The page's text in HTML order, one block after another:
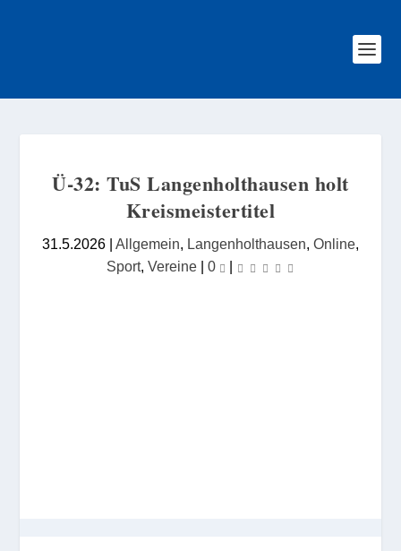
Ü-32: TuS Langenholthausen holt
Kreismeistertitel
31.5.2026 | Allgemein, Langenholthausen, Online,
Sport, Vereine| 0 |